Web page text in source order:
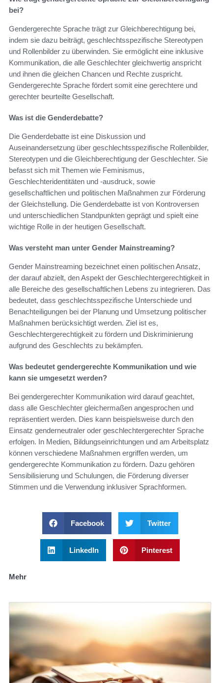
bei?
Gendergerechte Sprache trägt zur Gleichberechtigung bei,
indem sie dazu beiträgt, geschlechtsspezifische Stereotypen
und Rollenbilder zu überwinden. Sie ermöglicht eine inklusive
Kommunikation, die alle Geschlechter gleichwertig anspricht
und ihnen die gleichen Chancen und Rechte zuspricht.
Gendergerechte Sprache fördert somit eine gerechtere und
gerechter beurteilte Gesellschaft.
Was ist die Genderdebatte?
Die Genderdebatte ist eine Diskussion und
Auseinandersetzung über geschlechtsspezifische Rollenbilder,
Stereotypen und die Gleichberechtigung der Geschlechter. Sie
befasst sich mit Themen wie Feminismus,
Geschlechteridentitäten und -ausdruck, sowie
gesellschaftlichen und politischen Maßnahmen zur Förderung
der Gleichstellung. Die Genderdebatte ist von Kontroversen
und unterschiedlichen Standpunkten geprägt und spielt eine
wichtige Rolle in der heutigen Gesellschaft.
Was versteht man unter Gender Mainstreaming?
Gender Mainstreaming bezeichnet einen politischen Ansatz,
der darauf abzielt, den Aspekt der Geschlechtergerechtigkeit in
alle Bereiche des gesellschaftlichen Lebens zu integrieren. Das
bedeutet, dass geschlechtsspezifische Unterschiede und
Benachteiligungen bei der Planung und Umsetzung politischer
Maßnahmen berücksichtigt werden. Ziel ist es,
Geschlechtergerechtigkeit zu fördern und Diskriminierung
aufgrund des Geschlechts zu bekämpfen.
Was bedeutet gendergerechte Kommunikation und wie
kann sie umgesetzt werden?
Bei gendergerechter Kommunikation wird darauf geachtet,
dass alle Geschlechter gleichermaßen angesprochen und
repräsentiert werden. Dies kann beispielsweise durch den
Einsatz genderneutraler oder geschlechtergerechter Sprache
erfolgen. In Medien, Bildungseinrichtungen und am Arbeitsplatz
können verschiedene Maßnahmen ergriffen werden, um
gendergerechte Kommunikation zu fördern. Dazu gehören
Sensibilisierung und Schulungen, die Förderung diverser
Stimmen und die Verwendung inklusiver Sprachformen.
Facebook Twitter
LinkedIn Pinterest
Mehr